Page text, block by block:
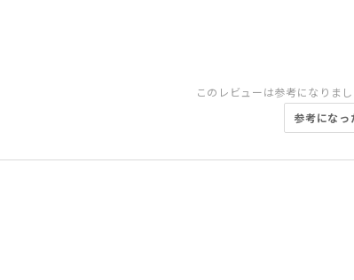
このレビューは参考になりまし
参考になっ